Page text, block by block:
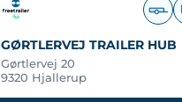
GØRTLERVEJ TRAILER HUB
Gørtlervej 20
9320 Hjallerup